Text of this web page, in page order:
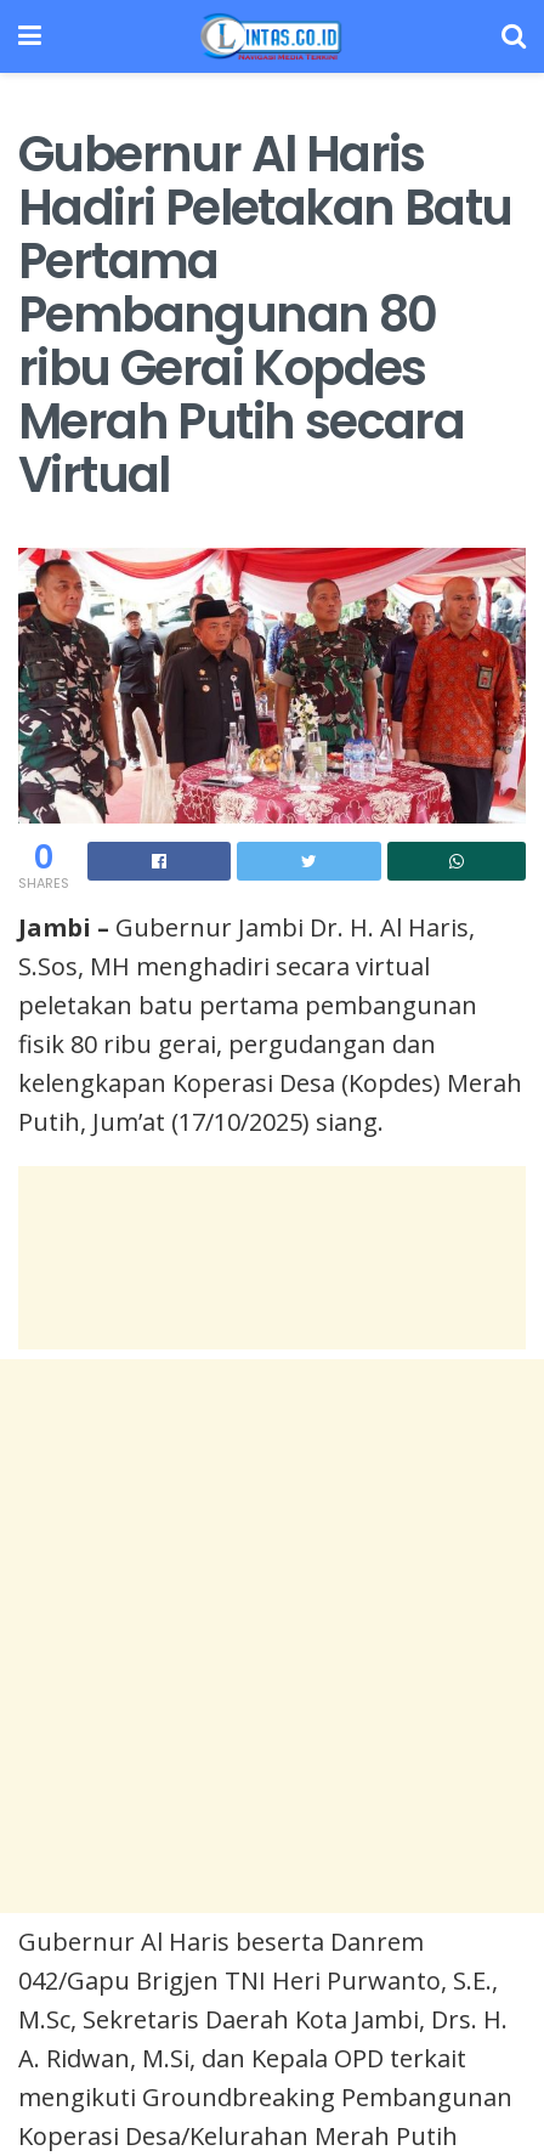
Gubernur Al Haris
Hadiri Peletakan Batu
Pertama
Pembangunan 80
ribu Gerai Kopdes
Merah Putih secara
Virtual
0
SHARES
Jambi – Gubernur Jambi Dr. H. Al Haris,
S.Sos, MH menghadiri secara virtual
peletakan batu pertama pembangunan
fisik 80 ribu gerai, pergudangan dan
kelengkapan Koperasi Desa (Kopdes) Merah
Putih, Jum’at (17/10/2025) siang.
Gubernur Al Haris beserta Danrem
042/Gapu Brigjen TNI Heri Purwanto, S.E.,
M.Sc, Sekretaris Daerah Kota Jambi, Drs. H.
A. Ridwan, M.Si, dan Kepala OPD terkait
mengikuti Groundbreaking Pembangunan
Koperasi Desa/Kelurahan Merah Putih